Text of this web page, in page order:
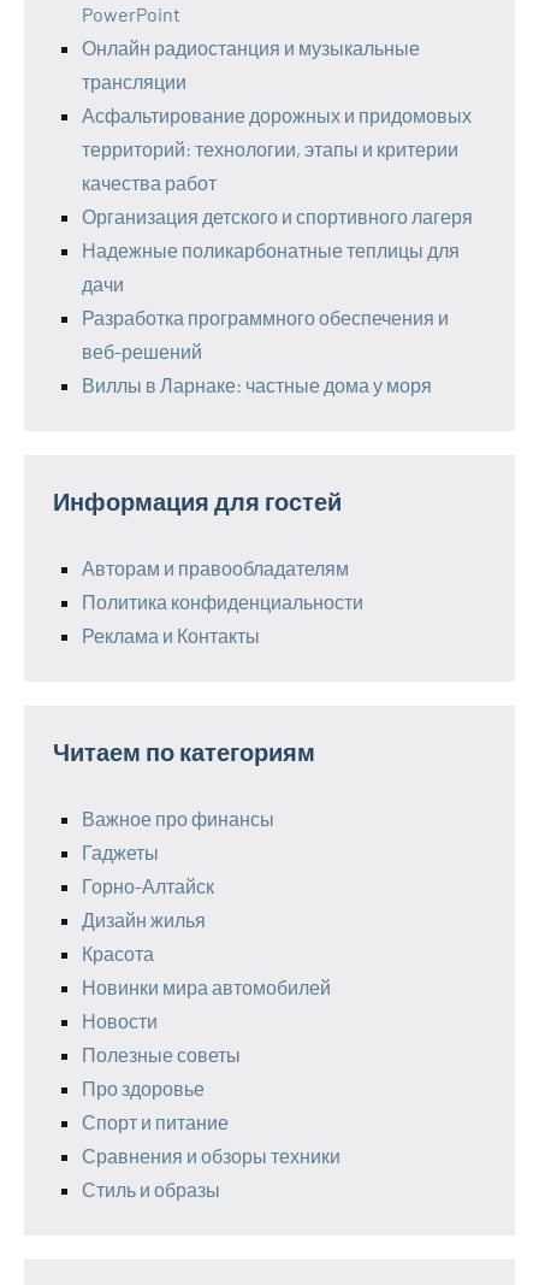
PowerPoint
Онлайн радиостанция и музыкальные
трансляции
Асфальтирование дорожных и придомовых
территорий: технологии, этапы и критерии
качества работ
Организация детского и спортивного лагеря
Надежные поликарбонатные теплицы для
дачи
Разработка программного обеспечения и
веб-решений
Виллы в Ларнаке: частные дома у моря
Информация для гостей
Авторам и правообладателям
Политика конфиденциальности
Реклама и Контакты
Читаем по категориям
Важное про финансы
Гаджеты
Горно-Алтайск
Дизайн жилья
Красота
Новинки мира автомобилей
Новости
Полезные советы
Про здоровье
Спорт и питание
Сравнения и обзоры техники
Стиль и образы